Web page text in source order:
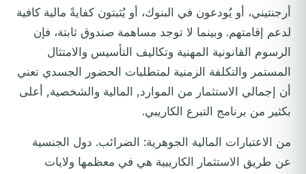
أرجنتيني، أو يُودعون في البنوك، أو يُثبتون كفايةً مالية كافية
لدعم إقامتهم. وبينما لا توجد مساهمة صندوق ثابتة، فإن
الرسوم القانونية المهنية وتكاليف التأسيس والامتثال
المستمر والتكلفة الزمنية لمتطلبات الحضور الجسدي تعني
أن إجمالي الاستثمار من الموارد, المالية والشخصية, أعلى
بكثير من برنامج التبرع الكاريبي.
من الاعتبارات المالية الجوهرية: الضرائب. دول الجنسية
عن طريق الاستثمار الكاريبية هي في معظمها ولايات